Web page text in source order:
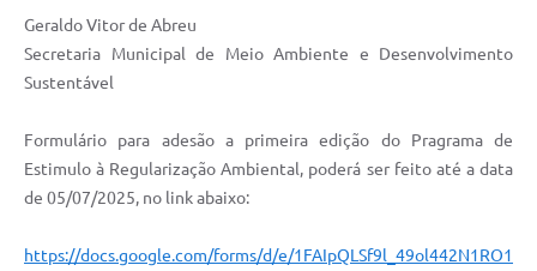
Geraldo Vitor de Abreu
Secretaria Municipal de Meio Ambiente e Desenvolvimento
Sustentável
Formulário para adesão a primeira edição do Pragrama de
Estimulo à Regularização Ambiental, poderá ser feito até a data
de 05/07/2025, no link abaixo:
https://docs.google.com/forms/d/e/1FAIpQLSf9l_49ol442N1RO1